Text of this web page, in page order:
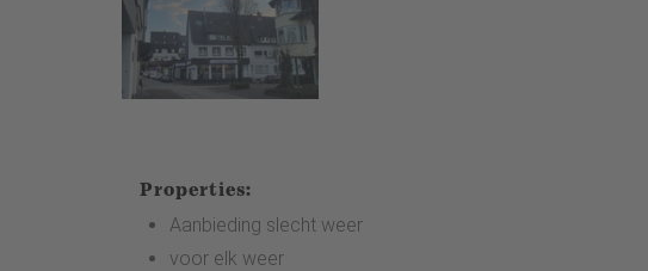
Properties:
Aanbieding slecht weer
voor elk weer